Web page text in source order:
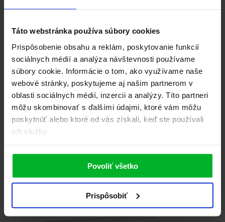
Táto webstránka používa súbory cookies
Prispôsobenie obsahu a reklám, poskytovanie funkcií
sociálnych médií a analýza návštevnosti používame
súbory cookie. Informácie o tom, ako využívame naše
webové stránky, poskytujeme aj našim partnerom v
oblasti sociálnych médií, inzercii a analýzy. Títo partneri
môžu skombinovať s ďalšími údajmi, ktoré vám môžu
poskytnúť alebo ktoré od vás získali, keď ste používali
ich služby.
Povoliť všetko
Prispôsobiť
PT 6143
komína vytopí prostor až 95 m3